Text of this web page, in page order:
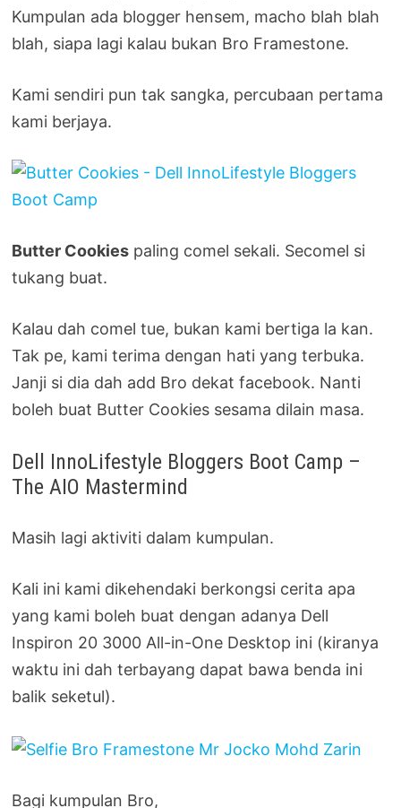
Kumpulan ada blogger hensem, macho blah blah
blah, siapa lagi kalau bukan Bro Framestone.
Kami sendiri pun tak sangka, percubaan pertama
kami berjaya.
Butter Cookies paling comel sekali. Secomel si
tukang buat.
Kalau dah comel tue, bukan kami bertiga la kan.
Tak pe, kami terima dengan hati yang terbuka.
Janji si dia dah add Bro dekat facebook. Nanti
boleh buat Butter Cookies sesama dilain masa.
Dell InnoLifestyle Bloggers Boot Camp –
The AIO Mastermind
Masih lagi aktiviti dalam kumpulan.
Kali ini kami dikehendaki berkongsi cerita apa
yang kami boleh buat dengan adanya Dell
Inspiron 20 3000 All-in-One Desktop ini (kiranya
waktu ini dah terbayang dapat bawa benda ini
balik seketul).
Bagi kumpulan Bro,